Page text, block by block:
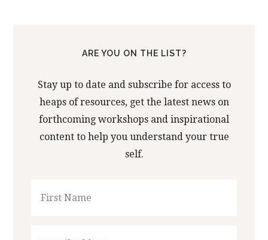
ARE YOU ON THE LIST?
Stay up to date and subscribe for access to
heaps of resources, get the latest news on
forthcoming workshops and inspirational
content to help you understand your true
self.